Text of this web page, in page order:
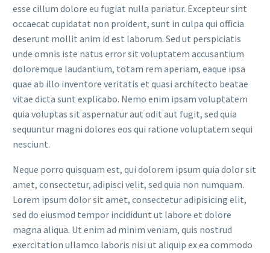
esse cillum dolore eu fugiat nulla pariatur. Excepteur sint
occaecat cupidatat non proident, sunt in culpa qui officia
deserunt mollit anim id est laborum. Sed ut perspiciatis
unde omnis iste natus error sit voluptatem accusantium
doloremque laudantium, totam rem aperiam, eaque ipsa
quae ab illo inventore veritatis et quasi architecto beatae
vitae dicta sunt explicabo. Nemo enim ipsam voluptatem
quia voluptas sit aspernatur aut odit aut fugit, sed quia
sequuntur magni dolores eos qui ratione voluptatem sequi
nesciunt.
Neque porro quisquam est, qui dolorem ipsum quia dolor sit
amet, consectetur, adipisci velit, sed quia non numquam.
Lorem ipsum dolor sit amet, consectetur adipisicing elit,
sed do eiusmod tempor incididunt ut labore et dolore
magna aliqua. Ut enim ad minim veniam, quis nostrud
exercitation ullamco laboris nisi ut aliquip ex ea commodo